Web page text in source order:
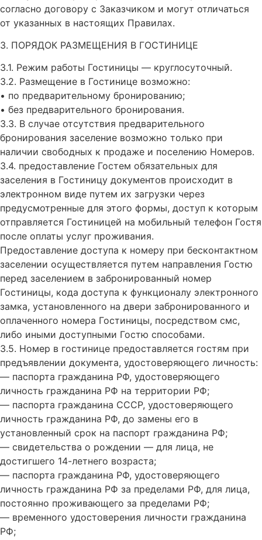
согласно договору с Заказчиком и могут отличаться
от указанных в настоящих Правилах.
3. ПОРЯДОК РАЗМЕЩЕНИЯ В ГОСТИНИЦЕ
3.1. Режим работы Гостиницы — круглосуточный.
3.2. Размещение в Гостинице возможно:
• по предварительному бронированию;
• без предварительного бронирования.
3.3. В случае отсутствия предварительного
бронирования заселение возможно только при
наличии свободных к продаже и поселению Номеров.
3.4. предоставление Гостем обязательных для
заселения в Гостиницу документов происходит в
электронном виде путем их загрузки через
предусмотренные для этого формы, доступ к которым
отправляется Гостиницей на мобильный телефон Гостя
после оплаты услуг проживания.
Предоставление доступа к номеру при бесконтактном
заселении осуществляется путем направления Гостю
перед заселением в забронированный номер
Гостиницы, кода доступа к функционалу электронного
замка, установленного на двери забронированного и
оплаченного номера Гостиницы, посредством смс,
либо иными доступными Гостю способами.
3.5. Номер в гостинице предоставляется гостям при
предъявлении документа, удостоверяющего личность:
— паспорта гражданина РФ, удостоверяющего
личность гражданина РФ на территории РФ;
— паспорта гражданина СССР, удостоверяющего
личность гражданина РФ, до замены его в
установленный срок на паспорт гражданина РФ;
— свидетельства о рождении — для лица, не
достигшего 14-летнего возраста;
— паспорта гражданина РФ, удостоверяющего
личность гражданина РФ за пределами РФ, для лица,
постоянно проживающего за пределами РФ;
— временного удостоверения личности гражданина
РФ;